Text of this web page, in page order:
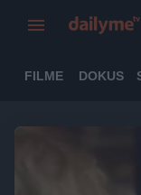
FILME DOKUS